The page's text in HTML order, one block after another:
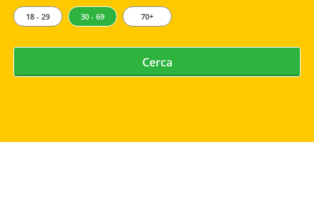
18 - 29 30 - 69 70+
Cerca